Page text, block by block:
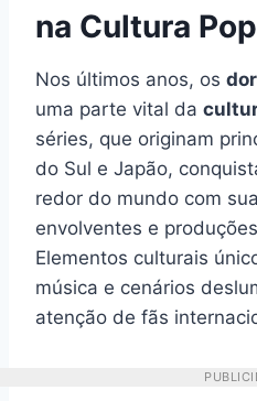
na Cultura Pop
Nos últimos anos, os
uma parte vital da
séries, que originam
do Sul e Japão,
redor do mundo com
envolventes e
Elementos culturais
música e cenários
atenção de fãs